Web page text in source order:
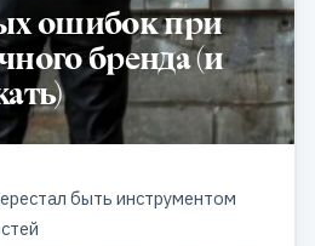
ошибок при
бренда (и
быть инструментом